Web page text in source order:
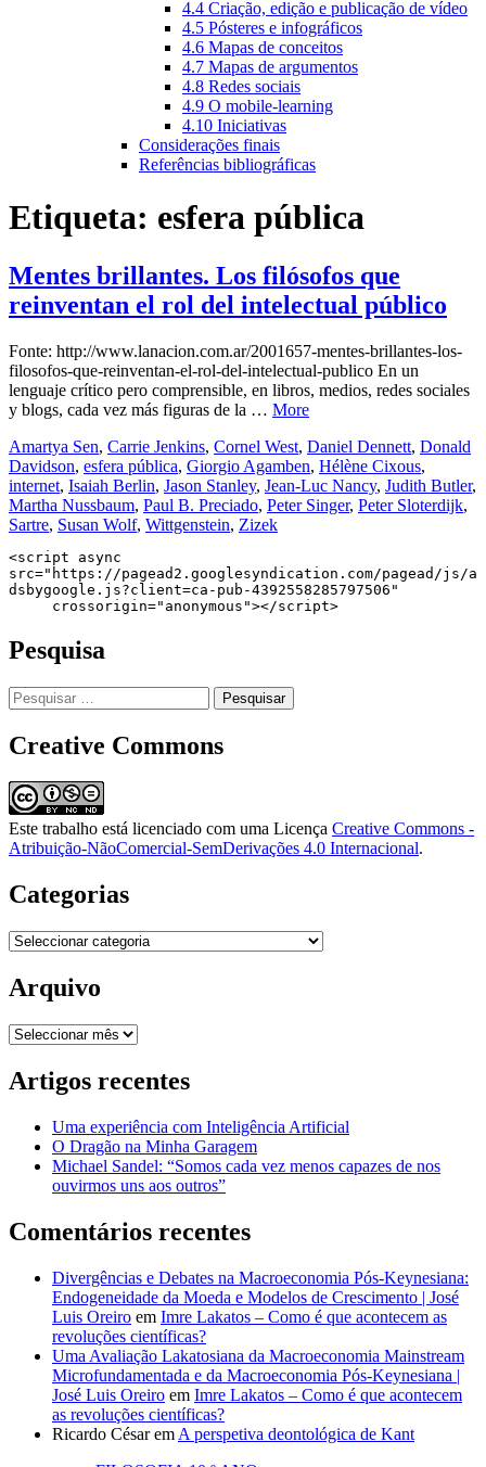
4.4 Criação, edição e publicação de vídeo
4.5 Pósteres e infográficos
4.6 Mapas de conceitos
4.7 Mapas de argumentos
4.8 Redes sociais
4.9 O mobile-learning
4.10 Iniciativas
Considerações finais
Referências bibliográficas
Etiqueta: esfera pública
Mentes brillantes. Los filósofos que
reinventan el rol del intelectual público
Fonte: http://www.lanacion.com.ar/2001657-mentes-brillantes-los-
filosofos-que-reinventan-el-rol-del-intelectual-publico En un
lenguaje crítico pero comprensible, en libros, medios, redes sociales
y blogs, cada vez más figuras de la … More
Amartya Sen, Carrie Jenkins, Cornel West, Daniel Dennett, Donald
Davidson, esfera pública, Giorgio Agamben, Hélène Cixous,
internet, Isaiah Berlin, Jason Stanley, Jean-Luc Nancy, Judith Butler,
Martha Nussbaum, Paul B. Preciado, Peter Singer, Peter Sloterdijk,
Sartre, Susan Wolf, Wittgenstein, Zizek
<script async
src="https://pagead2.googlesyndication.com/pagead/js/a
dsbygoogle.js?client=ca-pub-4392558285797506"
     crossorigin="anonymous"></script>
Pesquisa
Pesquisar
por:
Creative Commons
Este trabalho está licenciado com uma Licença Creative Commons -
Atribuição-NãoComercial-SemDerivações 4.0 Internacional.
Categorias
Categorias
Arquivo
Arquivo
Artigos recentes
Uma experiência com Inteligência Artificial
O Dragão na Minha Garagem
Michael Sandel: “Somos cada vez menos capazes de nos
ouvirmos uns aos outros”
Comentários recentes
Divergências e Debates na Macroeconomia Pós-Keynesiana:
Endogeneidade da Moeda e Modelos de Crescimento | José
Luis Oreiro em Imre Lakatos – Como é que acontecem as
revoluções científicas?
Uma Avaliação Lakatosiana da Macroeconomia Mainstream
Microfundamentada e da Macroeconomia Pós-Keynesiana |
José Luis Oreiro em Imre Lakatos – Como é que acontecem
as revoluções científicas?
Ricardo Césarem A perspetiva deontológica de Kant